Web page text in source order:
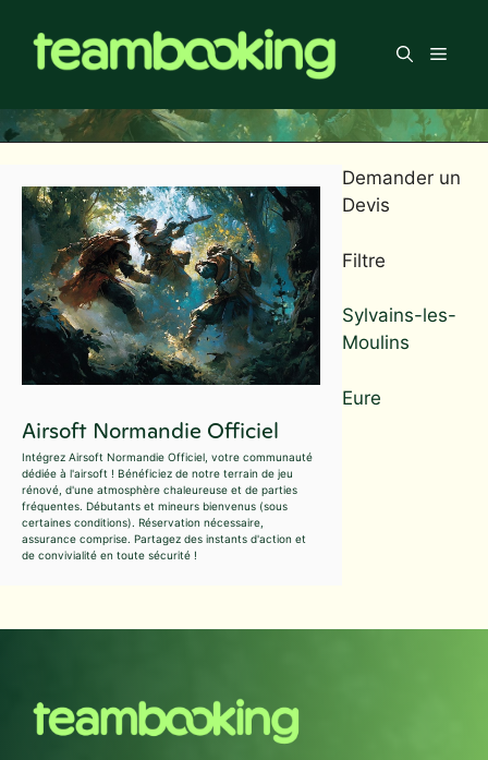
contenu
Menu
Airsoft Normandie Officiel
Intégrez Airsoft Normandie Officiel, votre communauté
dédiée à l'airsoft ! Bénéficiez de notre terrain de jeu
rénové, d'une atmosphère chaleureuse et de parties
fréquentes. Débutants et mineurs bienvenus (sous
certaines conditions). Réservation nécessaire,
assurance comprise. Partagez des instants d'action et
de convivialité en toute sécurité !
Demander un
Devis
Filtre
Sylvains-les-
Moulins
Eure